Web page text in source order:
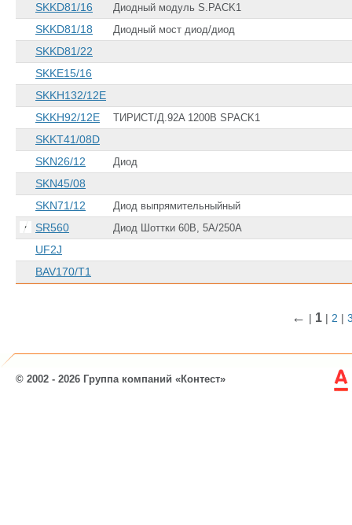
SKKD81/16
Диодный модуль S.PACK1
SKKD81/18 Диодный мост диод/диод
SKKD81/22
SKKE15/16
SKKH132/12E
SKKH92/12E
TИРИСТ/Д.92A 1200В SPACK1
SKKT41/08D
SKN26/12
Диод
SKN45/08
SKN71/12
Диод выпрямительныйный
SR560 Диод Шоттки 60В, 5А/250А
UF2J
BAV170/T1
← | 1 |2 |
© 2002 - 2026 Группа компаний «Контест»